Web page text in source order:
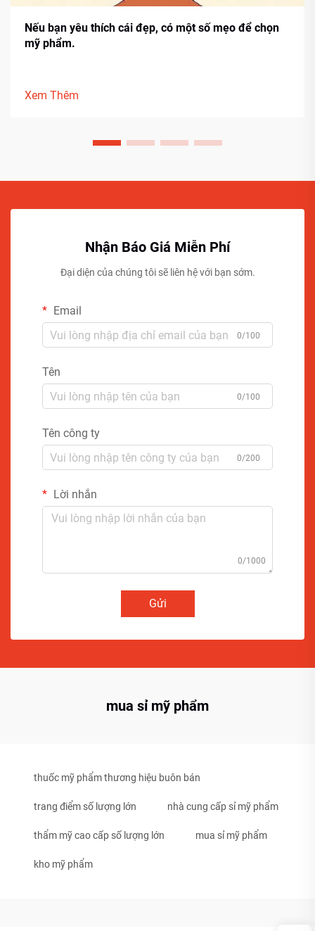
Nếu bạn yêu thích cái đẹp, có một số mẹo để chọn
mỹ phẩm.
Xem Thêm
Nhận Báo Giá Miễn Phí
Đại diện của chúng tôi sẽ liên hệ với bạn sớm.
Email
0/100
Tên
0/100
Tên công ty
0/200
Lời nhắn
0/1000
Gửi
mua sỉ mỹ phẩm
thuốc mỹ phẩm thương hiệu buôn bán
trang điểm số lượng lớn nhà cung cấp sỉ mỹ phẩm
thẩm mỹ cao cấp số lượng lớn mua sỉ mỹ phẩm
kho mỹ phẩm